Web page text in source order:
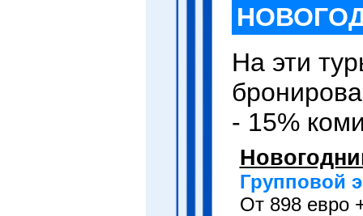
На эти
- 15%
Групповой
От 898 евро